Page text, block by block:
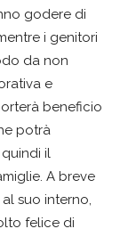
godere di
i genitori
da non
e
beneficio
potrà
il
A breve
suo interno,
felice di